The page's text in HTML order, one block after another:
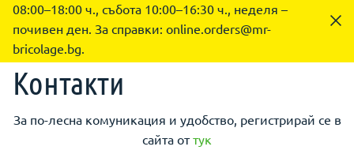
08:00–18:00 ч., събота 10:00–16:30 ч., неделя –
почивен ден. За справки: online.orders@mr-
bricolage.bg.
Контакти
За по-лесна комуникация и удобство, регистрирай се в
сайта оттук